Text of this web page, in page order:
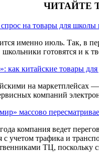
ЧИТАЙТЕ
на товары для школы
именно июль. Так, в
школьники готовятся и к
как китайские товары
на
компаний
массово
компания ведет
учетом трафика и
ТЦ, поскольку